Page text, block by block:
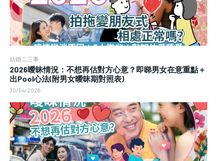
結婚二三事
2026曖昧情況：不想再估對方心意？即睇男女在意重點＋
出Pool心法(附男女曖昧期對照表)
30/04/2026